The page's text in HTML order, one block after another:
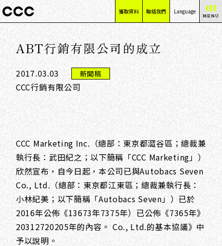
獲取資料 聯絡我們 Language
日本語
English
简体中文
繁體中文
MENU
ABT行銷有限公司的成立
2017.03.03 新聞稿
CCC行銷有限公司
CCC Marketing Inc.（總部：東京都澀谷區；總裁兼
執行長：武田紀之；以下簡稱「CCC Marketing」）
欣然宣布，自今日起，本公司已與Autobacs Seven
Co., Ltd.（總部：東京都江東區；總裁兼執行長：
小林紀美；以下簡稱「Autobacs Seven」）已於
2016年公佈《13673年7375年）已公佈《7365年》
20312720205年的內容。 Co., Ltd.的基本協議》中
予以說明。